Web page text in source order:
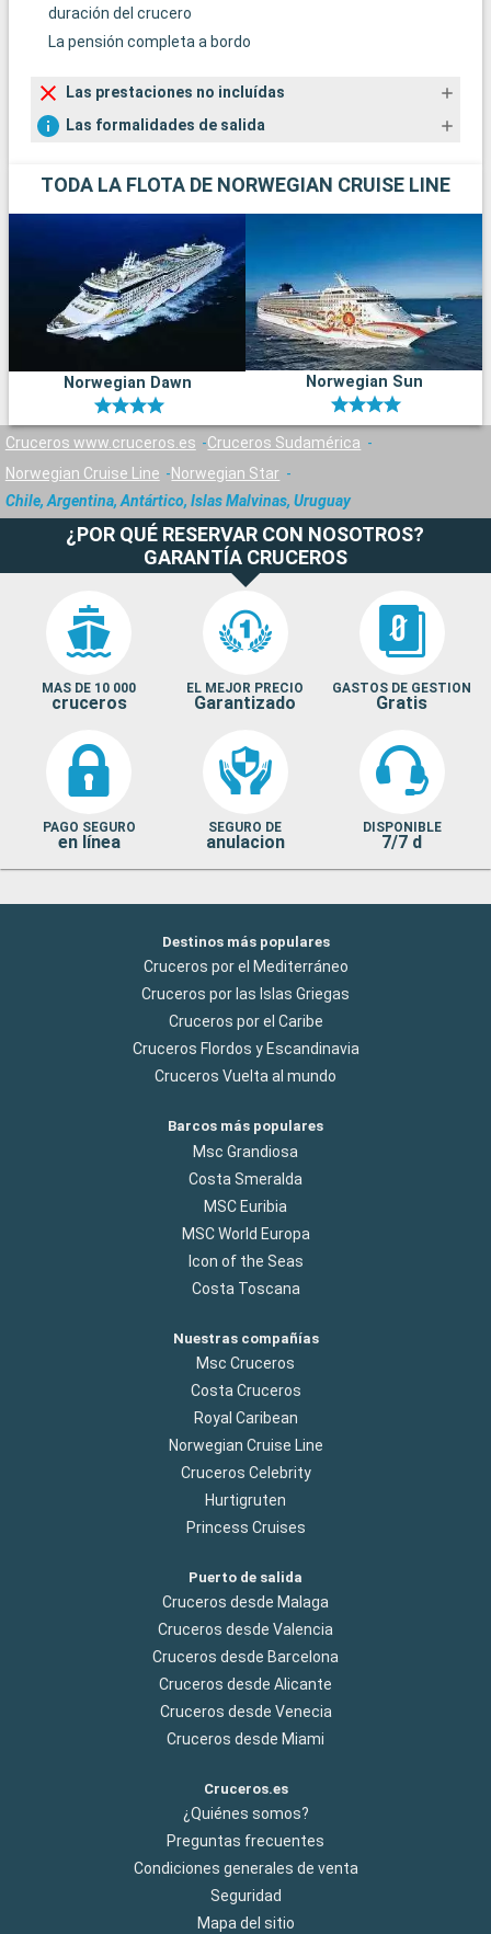
duración del crucero
La pensión completa a bordo
Las prestaciones no incluídas
Las formalidades de salida
TODA LA FLOTA DE NORWEGIAN CRUISE LINE
Norwegian Dawn Norwegian Sun
Cruceros www.cruceros.es
Cruceros Sudamérica
Norwegian Cruise Line
Norwegian Star
Chile, Argentina, Antártico, Islas Malvinas, Uruguay
¿POR QUÉ RESERVAR CON NOSOTROS?
GARANTÍA CRUCEROS
MAS DE 10 000
cruceros
EL MEJOR PRECIO
Garantizado
GASTOS DE GESTION
Gratis
PAGO SEGURO
en línea
SEGURO DE
anulacion
DISPONIBLE
7/7 d
Destinos más populares
Cruceros por el Mediterráneo
Cruceros por las Islas Griegas
Cruceros por el Caribe
Cruceros Flordos y Escandinavia
Cruceros Vuelta al mundo
Barcos más populares
Msc Grandiosa
Costa Smeralda
MSC Euribia
MSC World Europa
Icon of the Seas
Costa Toscana
Nuestras compañías
Msc Cruceros
Costa Cruceros
Royal Caribean
Norwegian Cruise Line
Cruceros Celebrity
Hurtigruten
Princess Cruises
Puerto de salida
Cruceros desde Malaga
Cruceros desde Valencia
Cruceros desde Barcelona
Cruceros desde Alicante
Cruceros desde Venecia
Cruceros desde Miami
Cruceros.es
¿Quiénes somos?
Preguntas frecuentes
Condiciones generales de venta
Seguridad
Mapa del sitio